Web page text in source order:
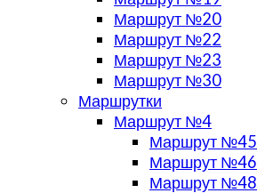
Маршрут №20
Маршрут №22
Маршрут №23
Маршрут №30
Маршрутки
Маршрут №4
Маршрут №45
Маршрут №46
Маршрут №48